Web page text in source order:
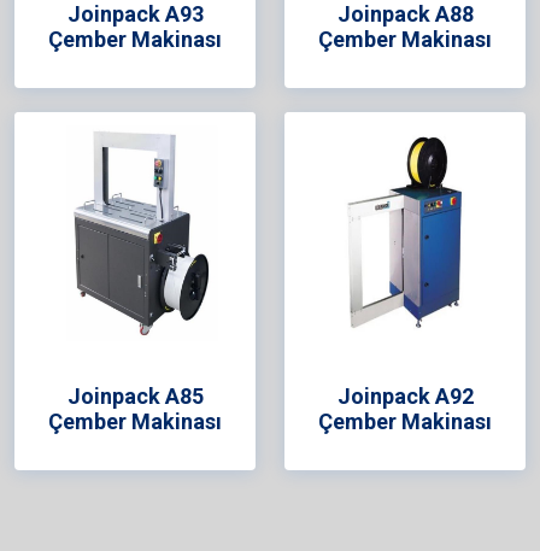
Joinpack A93
Çember Makinası
Joinpack A88
Çember Makinası
Joinpack A85
Çember Makinası
Joinpack A92
Çember Makinası